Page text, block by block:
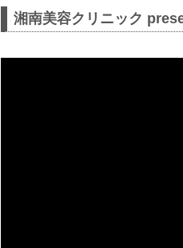
湘南美容クリニック